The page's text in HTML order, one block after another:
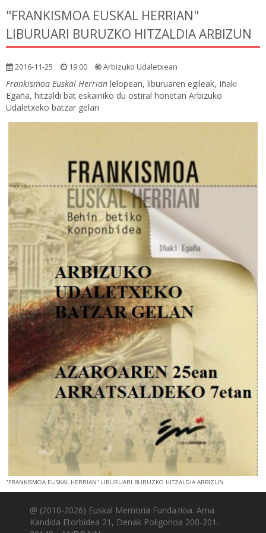
"FRANKISMOA EUSKAL HERRIAN"
LIBURUARI BURUZKO HITZALDIA ARBIZUN
2016-11-25 19:00 Arbizuko Udaletxean
Frankismoa Euskal Herrian lelopean, liburuaren egileak, Iñaki
Egaña, hitzaldi bat eskainiko du ostiral honetan Arbizuko
Udaletxeko batzar gelan
"FRANKISMOA EUSKAL HERRIAN" LIBURUARI BURUZKO HITZALDIA ARBIZUN
@ (2010-2026) Euskal Memoria Fundazioa. Ama
Kandida Etorbidea 21, Denak Poligonoa 200-201.